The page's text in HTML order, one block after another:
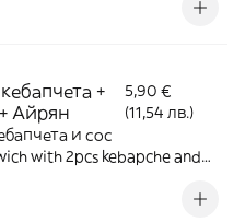
+
Айрян
5,90 €
(11,54 лв.)
и сос
with 2pcs kebapche and